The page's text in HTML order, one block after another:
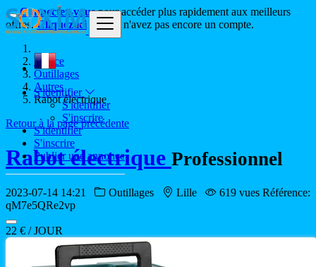
S'identifier
S'identifier
S'inscrire
S'identifier
S'inscrire
Publier une annonce
Connectez-vouspour accéder plus rapidement aux meilleurs
offres.Cliquez ici si vous n'avez pas encore un compte.
France
Outillages
Autres
Rabot électrique
Retour à la page précédente
Rabot électrique Professionnel
2023-07-14 14:21 Outillages Lille 619 vues Référence:
qM7e5QRe2vp
22 € / JOUR